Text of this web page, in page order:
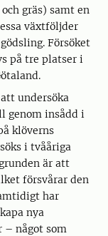
gräs) samt en
växtföljder
Försöket
på tre platser i
undersöka
genom insådd i
klöverns
i tvååriga
är att
försvårar den
har
nya
– något som